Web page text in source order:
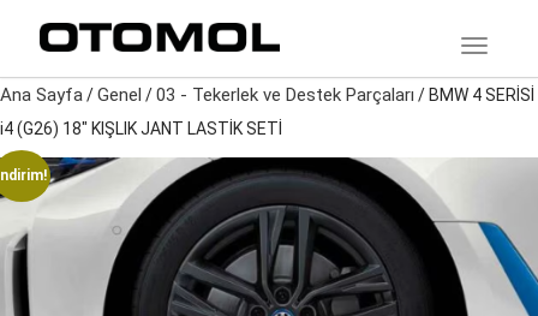
Ana Sayfa/Genel /03 - Tekerlek ve Destek Parçaları / BMW 4 SERİSİ
i4 (G26) 18″ KIŞLIK JANT LASTİK SETİ